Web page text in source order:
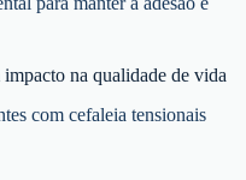
na qualidade de vida
com cefaleia tensionais